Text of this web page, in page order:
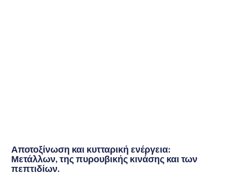
Αποτοξίνωση και κυτταρική ενέργεια:
Μετάλλων, της πυρουβικής κινάσης και των
πεπτιδίων.